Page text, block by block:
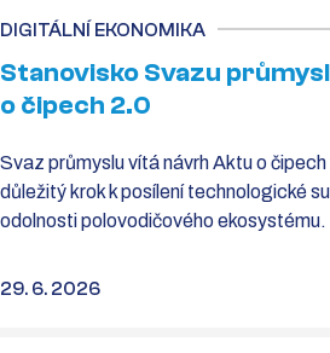
DIGITÁLNÍ EKONOMIKA
Stanovisko Svazu
o čipech 2.0
Svaz průmyslu vítá návrh Aktu o
důležitý krok k posílení technologické
odolnosti polovodičového ekosystému.
29. 6. 2026